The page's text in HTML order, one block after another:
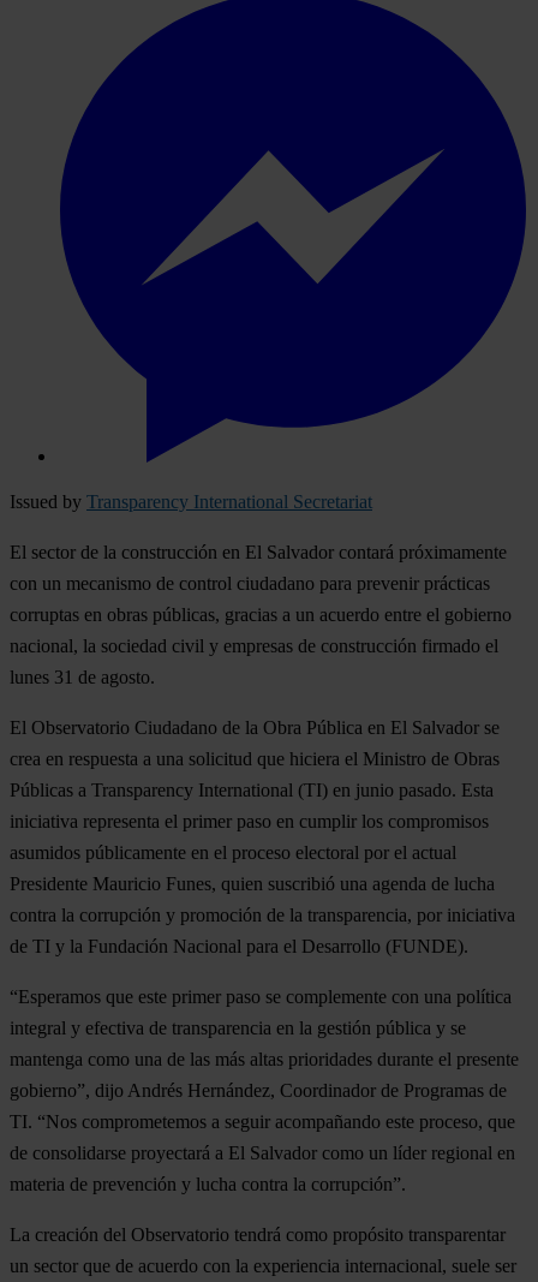
Issued by Transparency International Secretariat
El sector de la construcción en El Salvador contará próximamente
con un mecanismo de control ciudadano para prevenir prácticas
corruptas en obras públicas, gracias a un acuerdo entre el gobierno
nacional, la sociedad civil y empresas de construcción firmado el
lunes 31 de agosto.
El Observatorio Ciudadano de la Obra Pública en El Salvador se
crea en respuesta a una solicitud que hiciera el Ministro de Obras
Públicas a Transparency International (TI) en junio pasado. Esta
iniciativa representa el primer paso en cumplir los compromisos
asumidos públicamente en el proceso electoral por el actual
Presidente Mauricio Funes, quien suscribió una agenda de lucha
contra la corrupción y promoción de la transparencia, por iniciativa
de TI y la Fundación Nacional para el Desarrollo (FUNDE).
“Esperamos que este primer paso se complemente con una política
integral y efectiva de transparencia en la gestión pública y se
mantenga como una de las más altas prioridades durante el presente
gobierno”, dijo Andrés Hernández, Coordinador de Programas de
TI. “Nos comprometemos a seguir acompañando este proceso, que
de consolidarse proyectará a El Salvador como un líder regional en
materia de prevención y lucha contra la corrupción”.
La creación del Observatorio tendrá como propósito transparentar
un sector que de acuerdo con la experiencia internacional, suele ser